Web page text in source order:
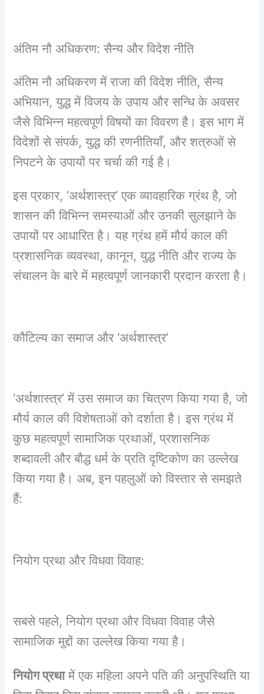
अंतिम नौ अधिकरण: सैन्य और विदेश नीति
अंतिम नौ अधिकरण में राजा की विदेश नीति, सैन्य
अभियान, युद्ध में विजय के उपाय और सन्धि के अवसर
जैसे विभिन्न महत्वपूर्ण विषयों का विवरण है। इस भाग में
विदेशों से संपर्क, युद्ध की रणनीतियाँ, और शत्रुओं से
निपटने के उपायों पर चर्चा की गई है।
इस प्रकार, ‘अर्थशास्त्र’ एक व्यावहारिक ग्रंथ है, जो
शासन की विभिन्न समस्याओं और उनकी सुलझाने के
उपायों पर आधारित है। यह ग्रंथ हमें मौर्य काल की
प्रशासनिक व्यवस्था, कानून, युद्ध नीति और राज्य के
संचालन के बारे में महत्वपूर्ण जानकारी प्रदान करता है।
कौटिल्य का समाज और ‘अर्थशास्त्र’
‘अर्थशास्त्र’ में उस समाज का चित्रण किया गया है, जो
मौर्य काल की विशेषताओं को दर्शाता है। इस ग्रंथ में
कुछ महत्वपूर्ण सामाजिक प्रथाओं, प्रशासनिक
शब्दावली और बौद्ध धर्म के प्रति दृष्टिकोण का उल्लेख
किया गया है। अब, इन पहलुओं को विस्तार से समझते
हैं:
नियोग प्रथा और विधवा विवाह:
सबसे पहले, नियोग प्रथा और विधवा विवाह जैसे
सामाजिक मुद्दों का उल्लेख किया गया है।
नियोग प्रथामें एक महिला अपने पति की अनुपस्थिति या